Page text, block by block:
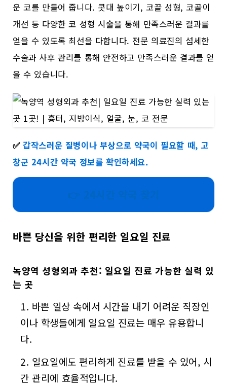
운 코를 만들어 줍니다. 콧대 높이기, 코끝 성형, 코골이
개선 등 다양한 코 성형 시술을 통해 만족스러운 결과를
얻을 수 있도록 최선을 다합니다. 전문 의료진의 섬세한
수술과 사후 관리를 통해 안전하고 만족스러운 결과를 얻
을 수 있습니다.
✅갑작스러운 질병이나 부상으로 약국이 필요할 때, 고
창군 24시간 약국 정보를 확인하세요.
바쁜 당신을 위한 편리한 일요일 진료
녹양역 성형외과 추천: 일요일 진료 가능한 실력 있
는 곳
바쁜 일상 속에서 시간을 내기 어려운 직장인
이나 학생들에게 일요일 진료는 매우 유용합니
다.
일요일에도 편리하게 진료를 받을 수 있어, 시
간 관리에 효율적입니다.